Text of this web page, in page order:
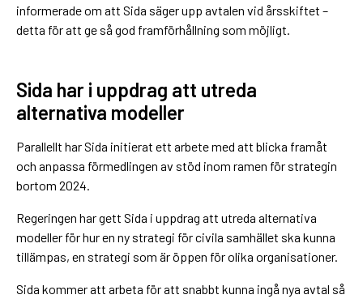
informerade om att Sida säger upp avtalen vid årsskiftet –
detta för att ge så god framförhållning som möjligt.
Sida har i uppdrag att utreda
alternativa modeller
Parallellt har Sida initierat ett arbete med att blicka framåt
och anpassa förmedlingen av stöd inom ramen för strategin
bortom 2024.
Regeringen har gett Sida i uppdrag att utreda alternativa
modeller för hur en ny strategi för civila samhället ska kunna
tillämpas, en strategi som är öppen för olika organisationer.
Sida kommer att arbeta för att snabbt kunna ingå nya avtal så